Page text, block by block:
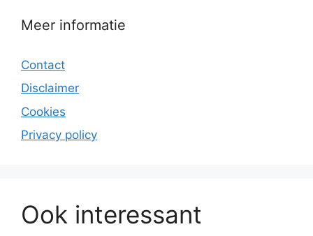
Meer informatie
Contact
Disclaimer
Cookies
Privacy policy
Ook interessant